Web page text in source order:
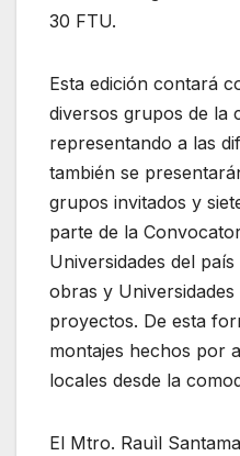
30 FTU.
Esta edición contará
diversos grupos de la
representando a las
también se
grupos invitados y
parte de la
Universidades del
obras y
proyectos. De esta
montajes hechos por
locales desde la
El Mtro. Rauìl